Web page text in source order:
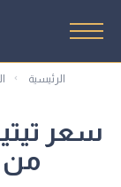
الرئيسية
من